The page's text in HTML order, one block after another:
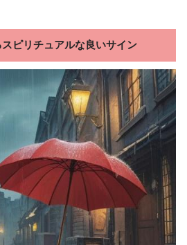
ピリチュアルな良いサイン